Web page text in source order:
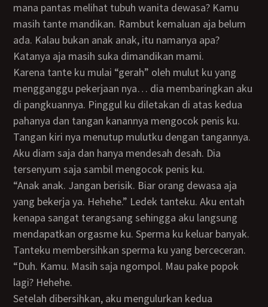
mana pantas melihat tubuh wanita dewasa? Kamu
masih tante mandikan. Rambut kemaluan aja belum
ada. Kalau bukan anak anak, itu namanya apa?
Katanya aja masih suka dimandikan mami.
Karena tante ku mulai “gerah” oleh mulut ku yang
mengganggu pekerjaan nya… dia membaringkan aku
di pangkuannya. Pinggul ku diletakan di atas kedua
pahanya dan tangan kanannya mengocok penis ku.
Tangan kiri nya menutup mulutku dengan tangannya.
Aku diam saja dan hanya mendesah desah. Dia
tersenyum saja sambil mengocok penis ku.
“Anak anak. Jangan berisik. Biar orang dewasa aja
yang bekerja ya. Hehehe.” Ledek tanteku. Aku entah
kenapa sangat terangsang sehingga aku langsung
mendapatkan orgasme ku. Sperma ku keluar banyak.
Tanteku membersihkan sperma ku yang berceceran.
“Duh. Kamu. Masih saja ngompol. Mau pake popok
lagi? Hehehe.
Setelah dibersihkan, aku mengulurkan kedua